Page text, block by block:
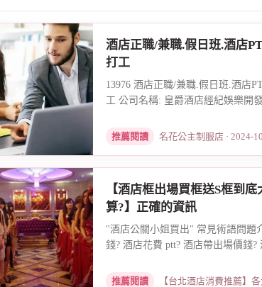
酒店正職/兼職.假日班.酒店
打工
13976 酒店正職/兼職.假日班.酒店
工 公司名稱: 皇爵酒店經紀娛樂開
推薦閱讀 名花公主制服店 · 2024-
【酒店框出場買框送S框到
算?】正確的資訊
"酒店公關小姐買出" 常見術語問題
錢? 酒店花費 ptt? 酒店帶出場價錢?
推薦閱讀 【台北酒店消費推薦】各大商務酒店